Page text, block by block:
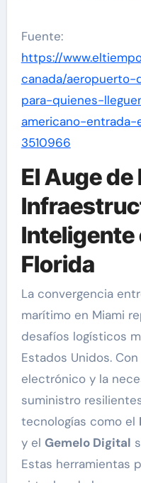
Fuente:
https://
canada/
para-quienes-
americano-
3510966
El Auge de
Inteligente
Florida
La convergencia
marítimo en Miami
desafíos logísticos
Estados Unidos.
electrónico y la
suministro
tecnologías como el
y el Gemelo Digital
Estas herramientas